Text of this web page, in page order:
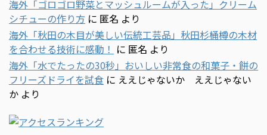
海外「ゴロゴロ野菜とマッシュルームが入った」クリーム
シチューの作り方 に 匿名 より
海外「秋田の木目が美しい伝統工芸品」秋田杉桶樽の木材
を合わせる技術に感動！ に 匿名 より
海外「水でたったの30秒」おいしい非常食の和菓子・餅の
フリーズドライを試食 に ええじゃないか ええじゃない
か より